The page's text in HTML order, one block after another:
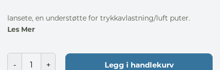
lansete, en understøtte for trykkavlastning/luft puter.
Les Mer
Legg i handlekurv